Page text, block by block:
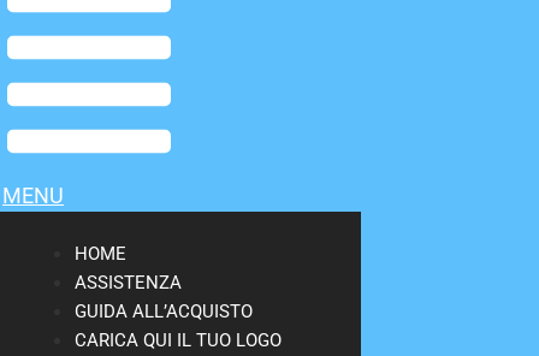
Menu
MENU
HOME
ASSISTENZA
GUIDA ALL’ACQUISTO
CARICA QUI IL TUO LOGO